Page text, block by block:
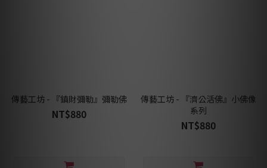
傳藝工坊 - 『鎮財彌勒』彌勒佛
NT$880
傳藝工坊 - 『濟公活佛』小佛像
系列
NT$880